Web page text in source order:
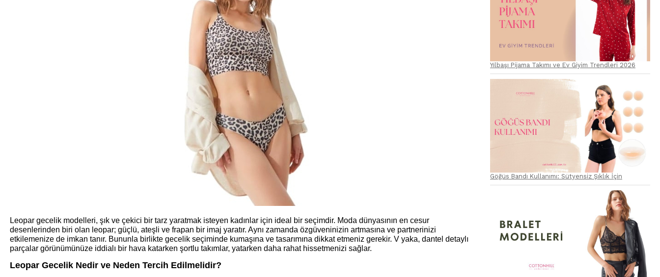
Leopar gecelik modelleri, şık ve çekici bir tarz yaratmak isteyen kadınlar için ideal bir seçimdir. Moda dünyasının en cesur
desenlerinden biri olan leopar; güçlü, ateşli ve frapan bir imaj yaratır. Aynı zamanda özgüveninizin artmasına ve partnerinizi
etkilemenize de imkan tanır. Bununla birlikte gecelik seçiminde kumaşına ve tasarımına dikkat etmeniz gerekir. V yaka, dantel detaylı
parçalar görünümünüze iddialı bir hava katarken şortlu takımlar, yatarken daha rahat hissetmenizi sağlar.
Leopar Gecelik Nedir ve Neden Tercih Edilmelidir?
Yılbaşı Pijama Takımı ve Ev Giyim Trendleri 2026
Göğüs Bandı Kullanımı: Sütyensiz Şıklık İçin